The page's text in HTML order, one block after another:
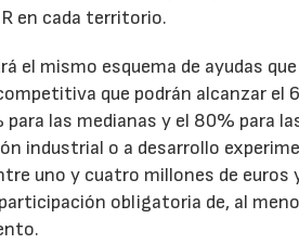
en cada territorio.
el mismo esquema de ayudas
que podrán alcanzar el
para las medianas y el 80% para
industrial o a desarrollo
uno y cuatro millones de
obligatoria de, al